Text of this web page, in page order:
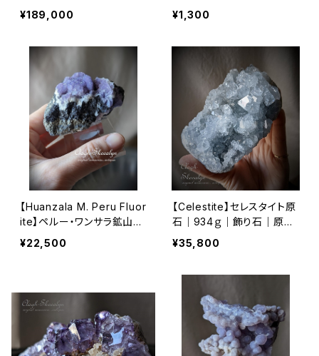
イン産 ｜La Viesca Mine,
Asturias, Spain｜Fluorit
商品）
¥189,000
ジ｜アメジストさざれ｜120
g｜１袋
¥1,300
【Huanzala M. Peru Fluor
ite】ペルー・ワンサラ鉱山産
フローライト原石｜Purple
Fluorite ｜152g｜パープ
¥22,500
【Celestite】セレスタイト原
石｜934ｇ｜飾り石｜原石
｜インテリアストーン｜マダ
ガスカル産｜大きめサイズ
¥35,800